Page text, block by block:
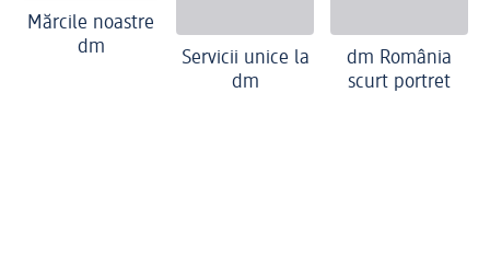
Mărcile noastre
dm
Servicii unice la
dm
dm România
scurt portret